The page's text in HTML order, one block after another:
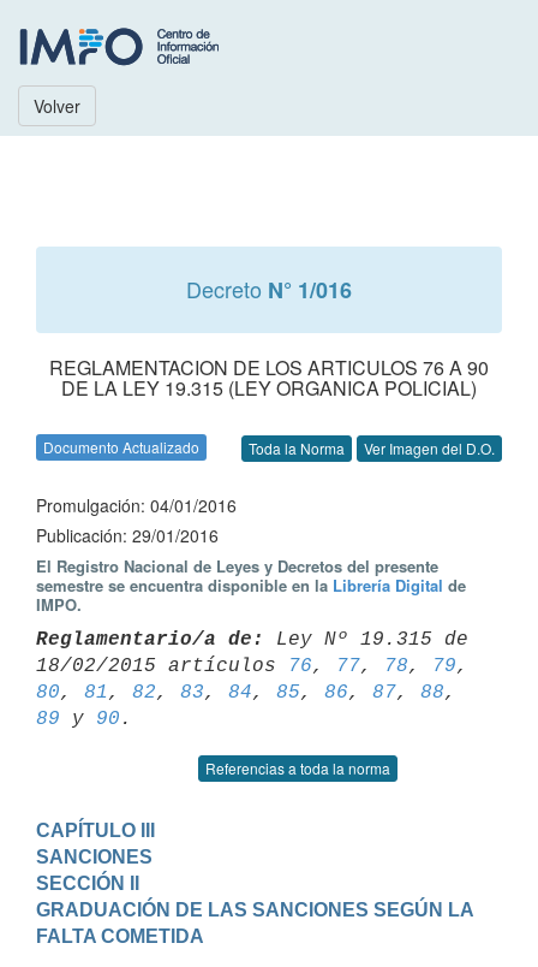
Volver
Decreto N° 1/016
REGLAMENTACION DE LOS ARTICULOS 76 A 90
DE LA LEY 19.315 (LEY ORGANICA POLICIAL)
Documento Actualizado Toda la Norma Ver Imagen del D.O.
Promulgación: 04/01/2016
Publicación: 29/01/2016
El Registro Nacional de Leyes y Decretos del presente
semestre se encuentra disponible en la Librería Digital de
IMPO.
Reglamentario/a de:
Ley Nº 19.315 de
18/02/2015 artículos
76, 77, 78, 79
80, 81 , 82, 83, 84, 85, 86, 87, 88
89 y 90
Referencias a toda la norma
CAPÍTULO III
SANCIONES
SECCIÓN II
GRADUACIÓN DE LAS SANCIONES SEGÚN LA
FALTA COMETIDA